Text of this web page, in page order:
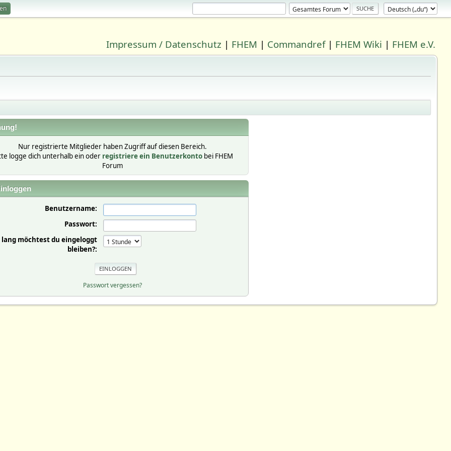
Impressum / Datenschutz | FHEM | Commandref| FHEM Wiki | FHEM e.V.
Nur registrierte Mitglieder haben Zugriff auf diesen Bereich.
logge dich unterhalb ein oder registriere ein Benutzerkontobei FHEM
Forum
Benutzername:
Passwort:
lang möchtest du eingeloggt
bleiben?:
Passwort vergessen?